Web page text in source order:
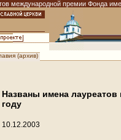
международной премии Фонда
(архив)
Названы имена
году
10.12.2003